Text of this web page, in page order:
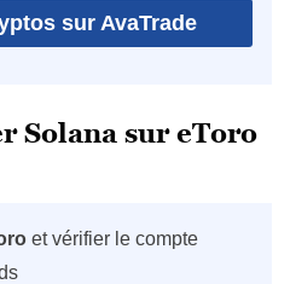
sur AvaTrade
Solana sur eToro
et vérifier le compte